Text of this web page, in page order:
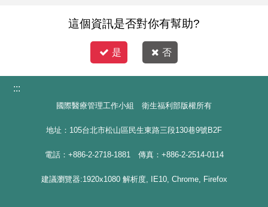
這個資訊是否對你有幫助?
是 否
:::
國際醫療管理工作小組 衛生福利部版權所有
地址：105台北市松山區民生東路三段130巷9號B2F
電話：+886-2-2718-1881 傳真：+886-2-2514-0114
建議瀏覽器:1920x1080 解析度, IE10, Chrome, Firefox